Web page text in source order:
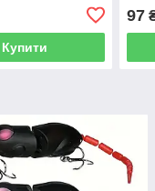
Купити
97